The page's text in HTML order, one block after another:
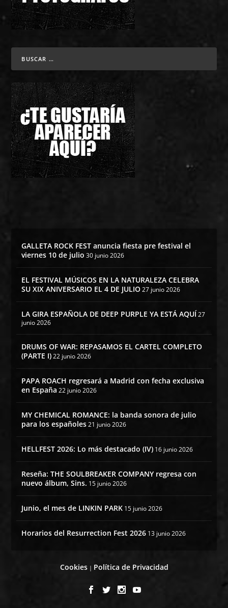
GALLETA ROCK FEST anuncia fiesta pre festival el
viernes 10 de julio 30 junio 2026
EL FESTIVAL MÚSICOS EN LA NATURALEZA CELEBRA
SU XIX ANIVERSARIO EL 4 DE JULIO 27 junio 2026
LA GIRA ESPAÑOLA DE DEEP PURPLE YA ESTÁ AQUÍ27
junio 2026
DRUMS OF WAR: REPASAMOS EL CARTEL COMPLETO
(PARTE I) 22 junio 2026
PAPA ROACH regresará a Madrid con fecha exclusiva
en España 22 junio 2026
MY CHEMICAL ROMANCE: la banda sonora de julio
para los españoles 21 junio 2026
HELLFEST 2026: Lo más destacado (IV) 16 junio 2026
Reseña: THE SOULBREAKER COMPANY regresa con
nuevo álbum, Sins. 15 junio 2026
Junio, el mes de LINKIN PARK 15 junio 2026
Horarios del Resurrection Fest 2026 13 junio 2026
Cookies| Política de Privacidad